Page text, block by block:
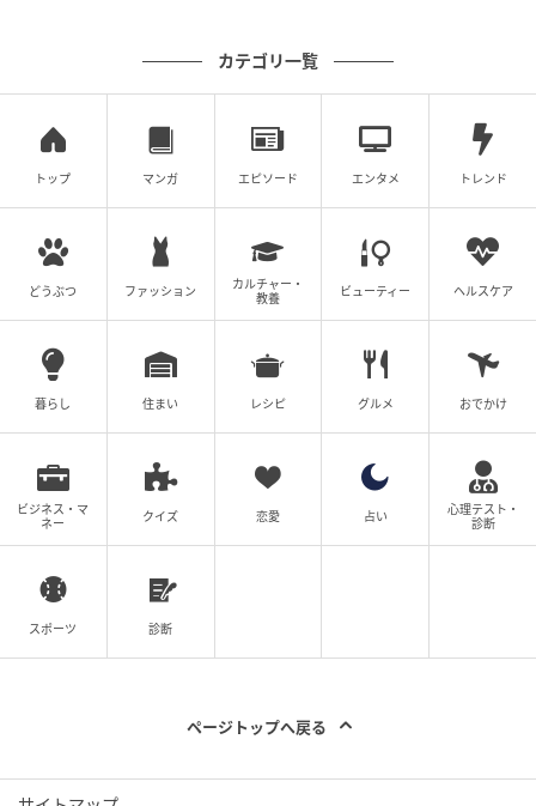
『テート美術館 ― YBA & BEYOND 世界を変えた90s英国アート』展覧会メイ
ンビジュアル
テート美術館 ― YBA & BEYOND 世界を変え
た90s英国アート／国立新美術館
コレクションを中心に、1990年代～2000年代前半に
角的に紹介する企画展。
カテゴリ一覧
トップ マンガ エピソード エンタメ トレンド
どうぶつ ファッション
カルチャー・
教養
ビューティー ヘルスケア
暮らし 住まい レシピ グルメ おでかけ
ビジネス・マ
ネー
クイズ 恋愛 占い
心理テスト・
診断
スポーツ 診断
ページトップへ戻る